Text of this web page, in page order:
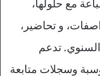
مع حلولها،
و تحاضير،
السنوي. تدعم
وسجلات متابعة